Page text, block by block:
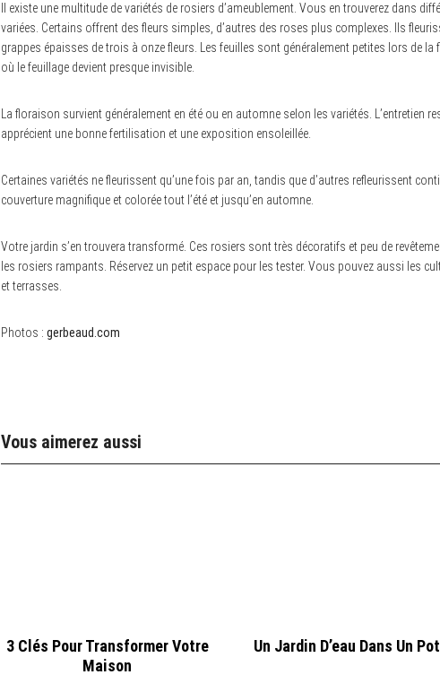
Il existe une multitude de variétés de rosiers d’ameublement. Vous en trouverez dans
variées. Certains offrent des fleurs simples, d’autres des roses plus complexes. Ils
grappes épaisses de trois à onze fleurs. Les feuilles sont généralement petites lors de
où le feuillage devient presque invisible.
La floraison survient généralement en été ou en automne selon les variétés. L’entretien
apprécient une bonne fertilisation et une exposition ensoleillée.
Certaines variétés ne fleurissent qu’une fois par an, tandis que d’autres refleurissent
couverture magnifique et colorée tout l’été et jusqu’en automne.
Votre jardin s’en trouvera transformé. Ces rosiers sont très décoratifs et peu de
les rosiers rampants. Réservez un petit espace pour les tester. Vous pouvez aussi les
et terrasses.
Photos : gerbeaud.com
Vous aimerez aussi
3 Clés Pour Transformer Votre
Maison
Un Jardin D’eau Dans Un Pot